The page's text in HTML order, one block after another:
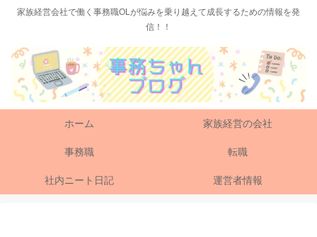
家族経営会社で働く事務職OLが悩みを乗り越えて成長するための情報を発
信！！
ホーム 家族経営の会社
事務職 転職
社内ニート日記 運営者情報